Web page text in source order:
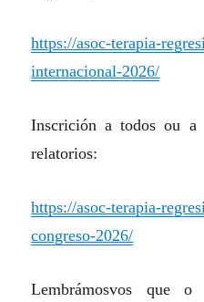
https://asoc-terapia-
internacional-2026/
Inscrición a todos ou a
relatorios:
https://asoc-terapia-
congreso-2026/
Lembrámosvos que o